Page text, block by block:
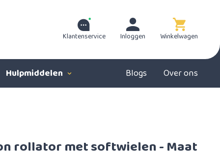
Klantenservice Inloggen Winkelwagen
Hulpmiddelen Blogs Over ons
rollator met softwielen - Maat